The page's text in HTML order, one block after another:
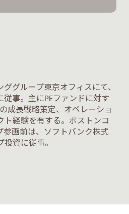
グループ東京オフィスにて、
事。主にPEファンドに対す
成長戦略策定、オペレーショ
ト経験を有する。ボストンコ
参画前は、ソフトバンク株式
資に従事。